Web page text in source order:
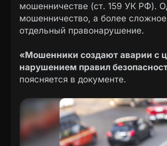
мошенничестве (ст. 159 УК РФ).
мошенничество, а более
отдельный правонарушение.
«Мошенники создают аварии с
нарушением правил
поясняется в документе.